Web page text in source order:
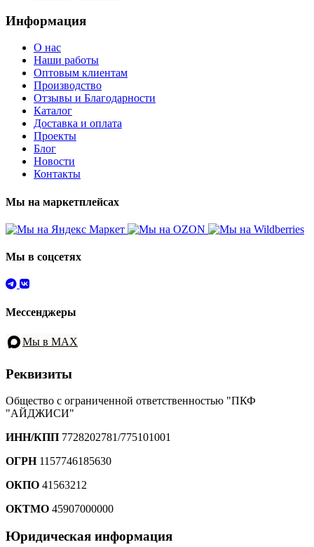
Информация
О нас
Наши работы
Оптовым клиентам
Производство
Отзывы и Благодарности
Каталог
Доставка и оплата
Проекты
Блог
Новости
Контакты
Мы на маркетплейсах
Мы в соцсетях
Мессенджеры
Мы в MAX
Реквизиты
Общество с ограниченной ответственностью "ПКФ
"АЙДЖИСИ"
ИНН/КПП 7728202781/775101001
ОГРН1157746185630
ОКПО 41563212
ОКТМО 45907000000
Юридическая информация